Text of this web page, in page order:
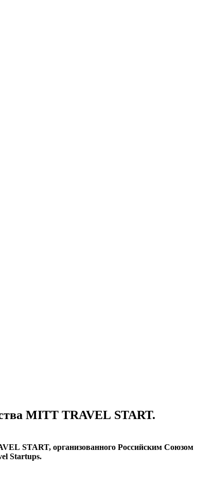
MITT TRAVEL START.
START, организованного Российским Союзом
Startups.